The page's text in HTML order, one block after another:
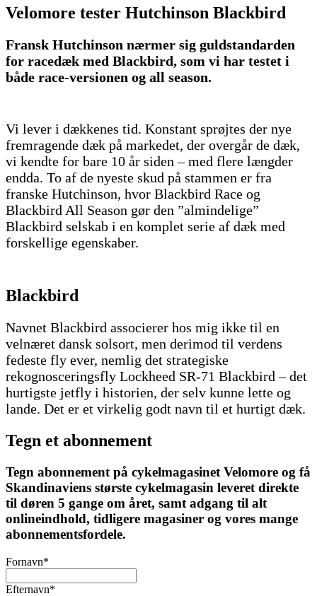
Velomore tester Hutchinson Blackbird
Fransk Hutchinson nærmer sig guldstandarden
for racedæk med Blackbird, som vi har testet i
både race-versionen og all season.
Vi lever i dækkenes tid. Konstant sprøjtes der nye
fremragende dæk på markedet, der overgår de dæk,
vi kendte for bare 10 år siden – med flere længder
endda. To af de nyeste skud på stammen er fra
franske Hutchinson, hvor Blackbird Race og
Blackbird All Season gør den ”almindelige”
Blackbird selskab i en komplet serie af dæk med
forskellige egenskaber.
Blackbird
Navnet Blackbird associerer hos mig ikke til en
velnæret dansk solsort, men derimod til verdens
fedeste fly ever, nemlig det strategiske
rekognosceringsfly Lockheed SR-71 Blackbird – det
hurtigste jetfly i historien, der selv kunne lette og
lande. Det er et virkelig godt navn til et hurtigt dæk.
Tegn et abonnement
Tegn abonnement på cykelmagasinet Velomore og få
Skandinaviens største cykelmagasin leveret direkte
til døren 5 gange om året, samt adgang til alt
onlineindhold, tidligere magasiner og vores mange
abonnementsfordele.
Fornavn*
Efternavn*